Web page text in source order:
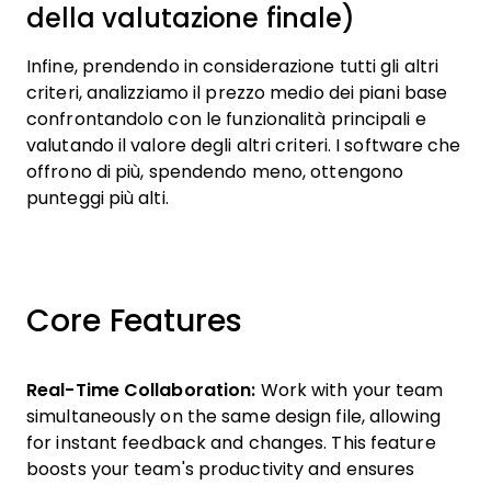
della valutazione finale)
Infine, prendendo in considerazione tutti gli altri
criteri, analizziamo il prezzo medio dei piani base
confrontandolo con le funzionalità principali e
valutando il valore degli altri criteri. I software che
offrono di più, spendendo meno, ottengono
punteggi più alti.
Core Features
Real-Time Collaboration: Work with your team
simultaneously on the same design file, allowing
for instant feedback and changes. This feature
boosts your team's productivity and ensures